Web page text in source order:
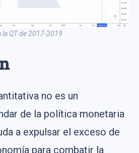
la QT de 2017-2019
no es un
de la política monetaria
a expulsar el exceso de
para combatir la